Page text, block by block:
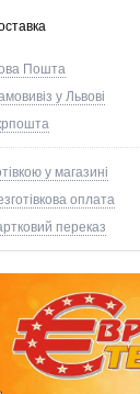
Пошта
у Львові
у магазині
оплата
переказ